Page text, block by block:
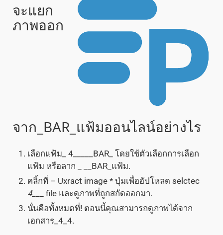
จะแยก
ภาพออก
จาก_BAR_แฟ้มออนไลน์อย่างไร
เลือกแฟ้ม_ 4_____BAR_ โดยใช้ตัวเลือกการเลือก
แฟ้ม หรือลาก _ __BAR_แฟ้ม.
คลิ้กที่ – Uxract image * ปุ่มเพื่ออัปโหลด selctec
4___ file และดูภาพที่ถูกสกัดออกมา.
นั่นคือทั้งหมดที่! ตอนนี้คุณสามารถดูภาพได้จาก
เอกสาร_4_4.